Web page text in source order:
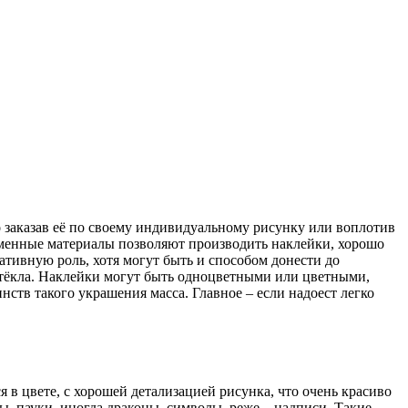
её по своему индивидуальному рисунку или воплотив
материалы позволяют производить наклейки, хорошо
роль, хотя могут быть и способом донести до
Наклейки могут быть одноцветными или цветными,
такого украшения масса. Главное – если надоест легко
цвете, с хорошей детализацией рисунка, что очень красиво